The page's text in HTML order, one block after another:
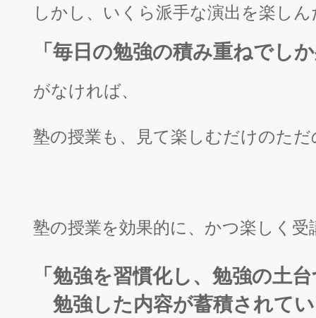
しかし、いくら派手な演出を楽し
「毎日の勉強の積み重ねでし
がなければ、
塾の授業も、見て楽しむだけのただ
塾の授業を効果的に、かつ楽しく
「勉強を習慣化し、勉強の土
勉強した内容が蓄積されて